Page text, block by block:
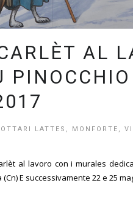
AL
LATTES , MONFORTE ,
al lavoro con i murales
E successivamente 22 e 25